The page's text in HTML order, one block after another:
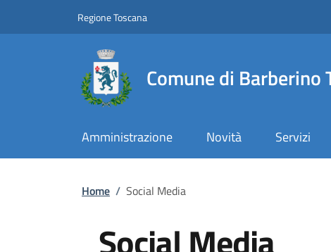
Regione ToscanaSlim top
Comune di Barberino
Amministrazione Novità Servizi
Briciole di pane
Home / Social Media